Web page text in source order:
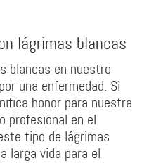
lágrimas blancas
blancas en nuestro
una enfermedad. Si
honor para nuestra
profesional en el
tipo de lágrimas
larga vida para el